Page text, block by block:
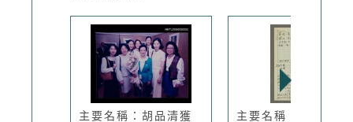
主要名稱：胡品清獲 主要名稱：人間副